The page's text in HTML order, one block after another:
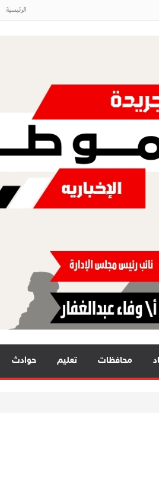
الرئيسية
محافظات تعليم حوادث